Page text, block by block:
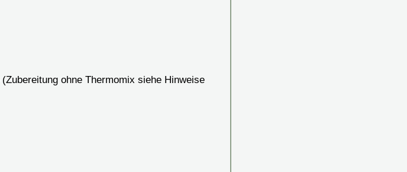
(Zubereitung ohne Thermomix siehe Hinweise